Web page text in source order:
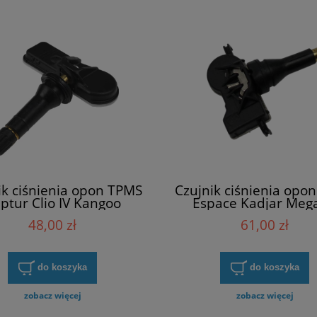
ciśnienia opon TPMS
Clio IV Kangoo
III Trafic III Twingo
407009322R
48,00 zł
do koszyka
zobacz więcej
Czujnik ciśnienia opon
Espace Kadjar
Scenic Talisman
407004CB0B
61,00 zł
do koszyka
zobacz więcej